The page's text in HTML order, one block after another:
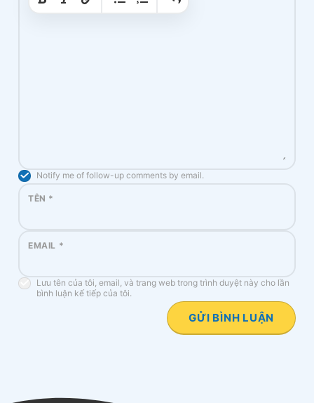
Notify me of follow-up comments by email.
TÊN *
EMAIL *
Lưu tên của tôi, email, và trang web trong trình duyệt này cho lần
bình luận kế tiếp của tôi.